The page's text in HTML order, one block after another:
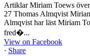
Artiklar Miriam Toews
27 Thomas Almqvist
Almqvist har läst Miriam
fred�...
View on Facebook
· Share